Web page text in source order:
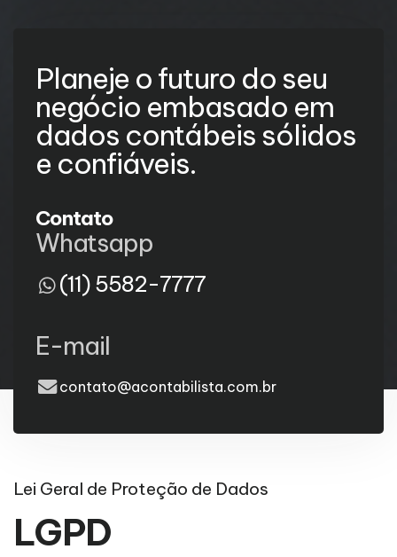
Planeje o futuro do seu
negócio embasado em
dados contábeis sólidos
e confiáveis.
Contato
Whatsapp
(11) 5582-7777
E-mail
contato@acontabilista.com.br
Lei Geral de Proteção de Dados
LGPD